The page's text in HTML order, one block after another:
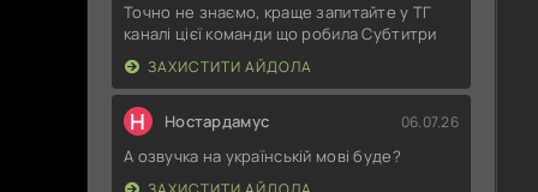
Точно не знаємо, краще запитайте у ТГ
каналі цієї команди що робила Субтитри
ЗАХИСТИТИ АЙДОЛА
Н Ностардамус 06.07.26
А озвучка на українській мові буде?